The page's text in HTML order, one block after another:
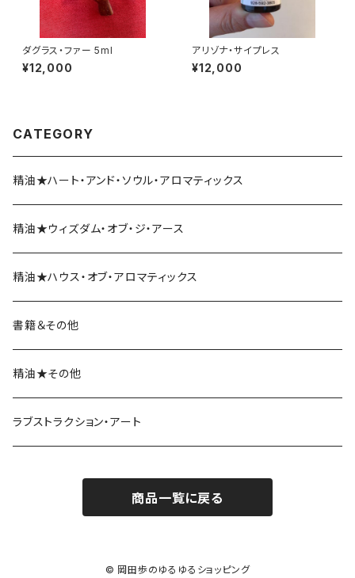
ダグラス・ファー 5ml
¥12,000
アリゾナ・サイプレス
¥12,000
CATEGORY
精油★ハート・アンド・ソウル・アロマティックス
精油★ウィズダム・オブ・ジ・アース
精油★ハウス・オブ・アロマティックス
書籍＆その他
精油★その他
ラブストラクション・アート
商品一覧に戻る
© 岡田歩のゆるゆるショッピング